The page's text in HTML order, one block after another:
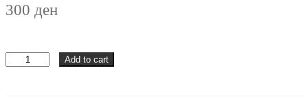
300 ден
Futrola
Svetki
Add to cart